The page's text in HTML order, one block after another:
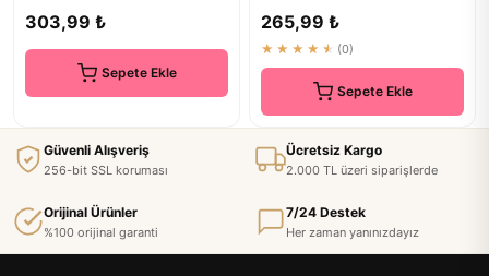
303,99 ₺
Sepete Ekle
265,99 ₺
★★★★★ (0)
Sepete Ekle
Güvenli Alışveriş
256-bit SSL koruması
Ücretsiz Kargo
2.000 TL üzeri siparişlerde
Orijinal Ürünler
%100 orijinal garanti
7/24 Destek
Her zaman yanınızdayız